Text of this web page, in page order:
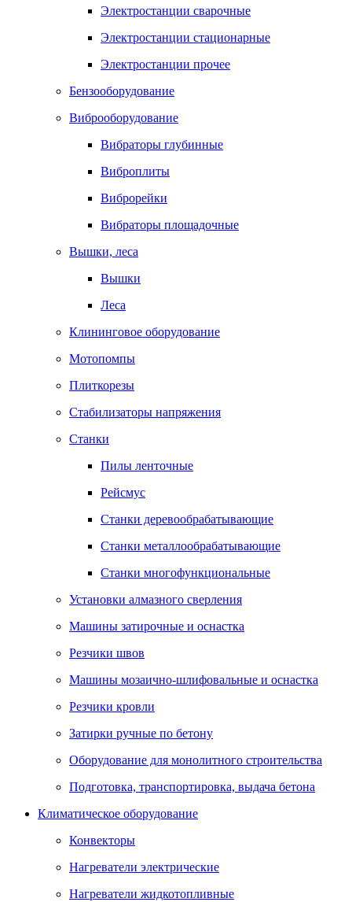
Электростанции сварочные
Электростанции стационарные
Электростанции прочее
Бензооборудование
Виброоборудование
Вибраторы глубинные
Виброплиты
Виброрейки
Вибраторы площадочные
Вышки, леса
Вышки
Леса
Клининговое оборудование
Мотопомпы
Плиткорезы
Стабилизаторы напряжения
Станки
Пилы ленточные
Рейсмус
Станки деревообрабатывающие
Станки металлообрабатывающие
Станки многофункциональные
Установки алмазного сверления
Машины затирочные и оснастка
Резчики швов
Машины мозаично-шлифовальные и оснастка
Резчики кровли
Затирки ручные по бетону
Оборудование для монолитного строительства
Подготовка, транспортировка, выдача бетона
Климатическое оборудование
Конвекторы
Нагреватели электрические
Нагреватели жидкотопливные